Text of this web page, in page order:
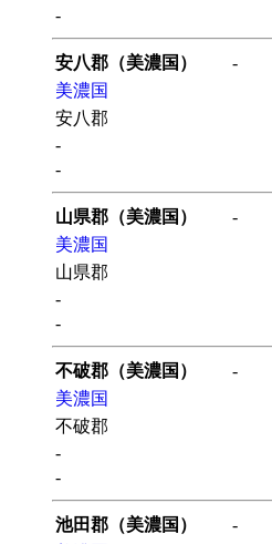
-
安八郡（美濃国）
-
美濃国
安八郡
-
-
山県郡（美濃国）
-
美濃国
山県郡
-
-
不破郡（美濃国）
-
美濃国
不破郡
-
-
池田郡（美濃国）
-